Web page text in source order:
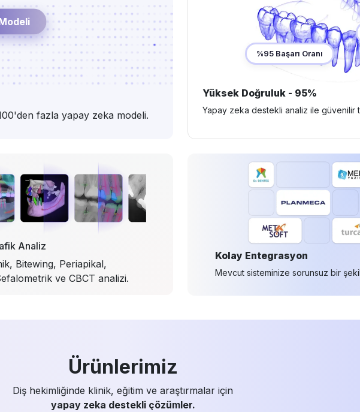
fazla yapay zeka modeli.
%95 Başarı Oranı
Yüksek Doğruluk - 95%
Yapay zeka destekli analiz ile güvenilir
Analiz
Bitewing, Periapikal,
ve CBCT analizi.
Kolay Entegrasyon
Mevcut sisteminize sorunsuz bir
Ürünlerimiz
Diş hekimliğinde klinik, eğitim ve araştırmalar için
yapay zeka destekli çözümler.